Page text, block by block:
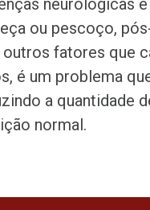
neurológicas
ou pescoço,
fatores que
é um problema
a quantidade
normal.